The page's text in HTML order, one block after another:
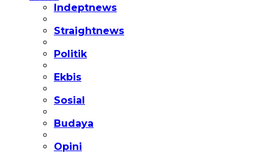
Indeptnews
Straightnews
Politik
Ekbis
Sosial
Budaya
Opini